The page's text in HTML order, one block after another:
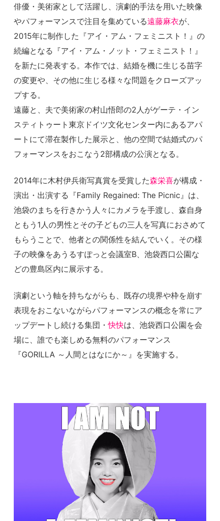
俳優・美術家として活躍し、演劇的手法を用いた映像
やパフォーマンスで注目を集めている遠藤麻衣が、
2015年に制作した『アイ・アム・フェミニスト！』の
続編となる『アイ・アム・ノット・フェミニスト！』
を新たに発表する。本作では、結婚を機に生じる苗字
の変更や、その他に生じる様々な問題をクローズアッ
プする。
遠藤と、夫で美術家の村山悟郎の2人がゲーテ・イン
スティトゥート東京ドイツ文化センター内にあるアパ
ートにて滞在製作した展示と、他の空間で結婚式のパ
フォーマンスをおこなう2部構成の公演となる。
2014年に木村伊兵衛写真賞を受賞した森栄喜が構成・
演出・出演する『Family Regained: The Picnic』は、
池袋のまちを行きかう人々にカメラを手渡し、森自身
ともう1人の男性とその子どもの三人を写真におさめて
もらうことで、他者との関係性を結んでいく。その様
子の映像をあうるすぽっと会議室B、池袋西口公園な
どの豊島区内に展示する。
演劇という軸を持ちながらも、既存の境界や枠を崩す
表現をおこないながらパフォーマンスの概念を常にア
ップデートし続ける集団・快快は、池袋西口公園を会
場に、誰でも楽しめる無料のパフォーマンス
『GORILLA ～人間とはなにか～』を実施する。